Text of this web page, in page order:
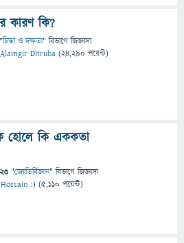
কারণ কি?
"চিন্তা ও দক্ষতা" বিভাগে জিজ্ঞাসা
Dhruba (24,290 পয়েন্ট)
হোলে কি এককতা
"জ্যোতির্বিজ্ঞান" বিভাগে জিজ্ঞাসা
:) (5,110 পয়েন্ট)